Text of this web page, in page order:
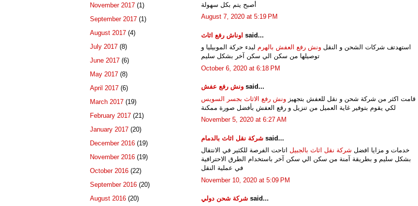
أصبح يتم بكل سهولة
August 7, 2020 at 5:19 PM
اوناش رفع اثاث said...
استهدتف شركات الشحن و النقل ونش رفع العفش بالهرم لبدء حركة الموبيليا و
توصيلها من سكن الي سكن آخر بشكل سليم
October 6, 2020 at 6:18 PM
ونش رفع عفش said...
قامت اكثر من شركة شحن و نقل للعفش بتجهيز ونش رفع الاثاث بجسر السويس
لكي يقوم بتوفير غاية العميل من تنزيل و رقع العفش بأفضل صورة ممكنة
November 5, 2020 at 6:27 AM
شركة نقل اثاث بالدمام said...
خدمات و مزايا افضل شركة نقل اثاث بالجبيل اتاحت الفرصة للكثير في الانتقال
بشكل سليم و بطريقة آمنة من سكن الي سكن آخر باستخدام الطرق الاحترافية
في عملية النقل
November 10, 2020 at 5:09 PM
شركة شحن دولي said...
November 2017 (1)
September 2017 (1)
August 2017 (4)
July 2017 (8)
June 2017 (6)
May 2017 (8)
April 2017 (6)
March 2017 (19)
February 2017 (21)
January 2017 (20)
December 2016 (19)
November 2016 (19)
October 2016 (22)
September 2016 (20)
August 2016 (20)